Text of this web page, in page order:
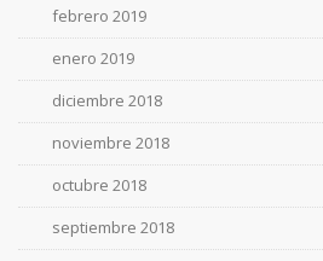
febrero 2019
enero 2019
diciembre 2018
noviembre 2018
octubre 2018
septiembre 2018